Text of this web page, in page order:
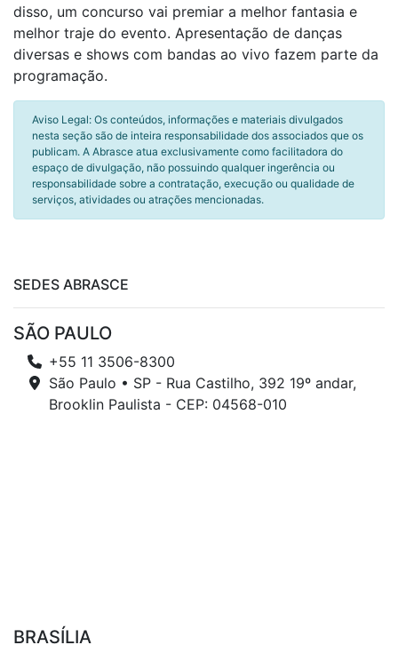
disso, um concurso vai premiar a melhor fantasia e
melhor traje do evento. Apresentação de danças
diversas e shows com bandas ao vivo fazem parte da
programação.
Aviso Legal: Os conteúdos, informações e materiais divulgados
nesta seção são de inteira responsabilidade dos associados que os
publicam. A Abrasce atua exclusivamente como facilitadora do
espaço de divulgação, não possuindo qualquer ingerência ou
responsabilidade sobre a contratação, execução ou qualidade de
serviços, atividades ou atrações mencionadas.
SEDES ABRASCE
SÃO PAULO
+55 11 3506-8300
São Paulo • SP - Rua Castilho, 392 19º andar,
Brooklin Paulista - CEP: 04568-010
BRASÍLIA